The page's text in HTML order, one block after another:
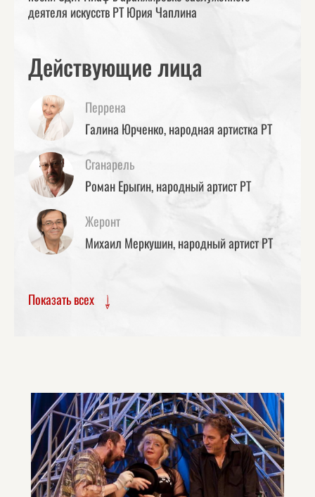
деятеля искусств РТ Юрия Чаплина
Действующие лица
Перрена
Галина Юрченко, народная артистка РТ
Сганарель
Роман Ерыгин, народный артист РТ
Жеронт
Михаил Меркушин, народный артист РТ
Показать всех